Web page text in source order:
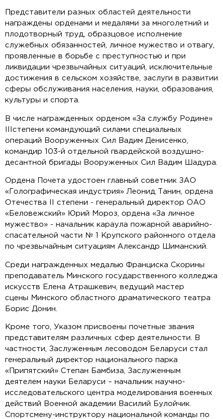
Представители разных областей деятельности
награждены орденами и медалями за многолетний и
плодотворный труд, образцовое исполнение
служебных обязанностей, личное мужество и отвагу,
проявленные в борьбе с преступностью и при
ликвидации чрезвычайных ситуаций, исключительные
достижения в сельском хозяйстве, заслуги в развитии
сферы обслуживания населения, науки, образования,
культуры и спорта.
В числе награжденных орденом «За службу Родине»
IIIстепени командующий силами специальных
операций Вооруженных Сил Вадим Денисенко,
командир 103-й отдельной гвардейской воздушно-
десантной бригады Вооруженных Сил Вадим Шадура.
Ордена Почета удостоен главный советник ЗАО
«Голографическая индустрия» Леонид Танин, ордена
Отечества II степени - генеральный директор ОАО
«Беловежский» Юрий Мороз, ордена «За личное
мужество» - начальник караула пожарной аварийно-
спасательной части № 1 Крупского районного отдела
по чрезвычайным ситуациям Александр Шиманский.
Среди награжденных медалью Франциска Скорины
преподаватель Минского государственного колледжа
искусств Елена Атрашкевич, ведущий мастер
сцены Минского областного драматического театра
Борис Донин.
Кроме того, Указом присвоены почетные звания
представителям различных сфер деятельности. В
частности, Заслуженным лесоводом Беларуси стал
генеральный директор национального парка
«Припятский» Степан Бамбиза, Заслуженным
деятелем науки Беларуси – начальник научно-
исследовательского центра моделирования военных
действий Военной академии Василий Булойчик.
Спортсмену-инструктору национальной команды по